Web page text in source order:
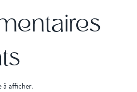
à afficher.